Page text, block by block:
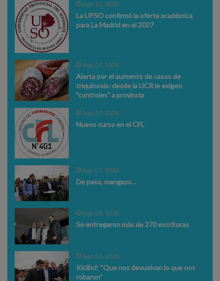
Ago 10, 2026
La UPSO confirmó la oferta académica
para La Madrid en el 2027
Ago 07, 2026
Alerta por el aumento de casos de
triquinosis: desde la UCR le exigen
"controles" a provincia
Ago 07, 2026
Nuevo curso en el CFL
Ago 07, 2026
De paso, mangazo…
Ago 06, 2026
Se entregaron más de 270 escrituras
Ago 06, 2026
Kicillof: “Que nos devuelvan lo que nos
robaron”